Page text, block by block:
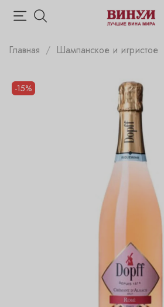
Главная Шампанское и игристое
-15%